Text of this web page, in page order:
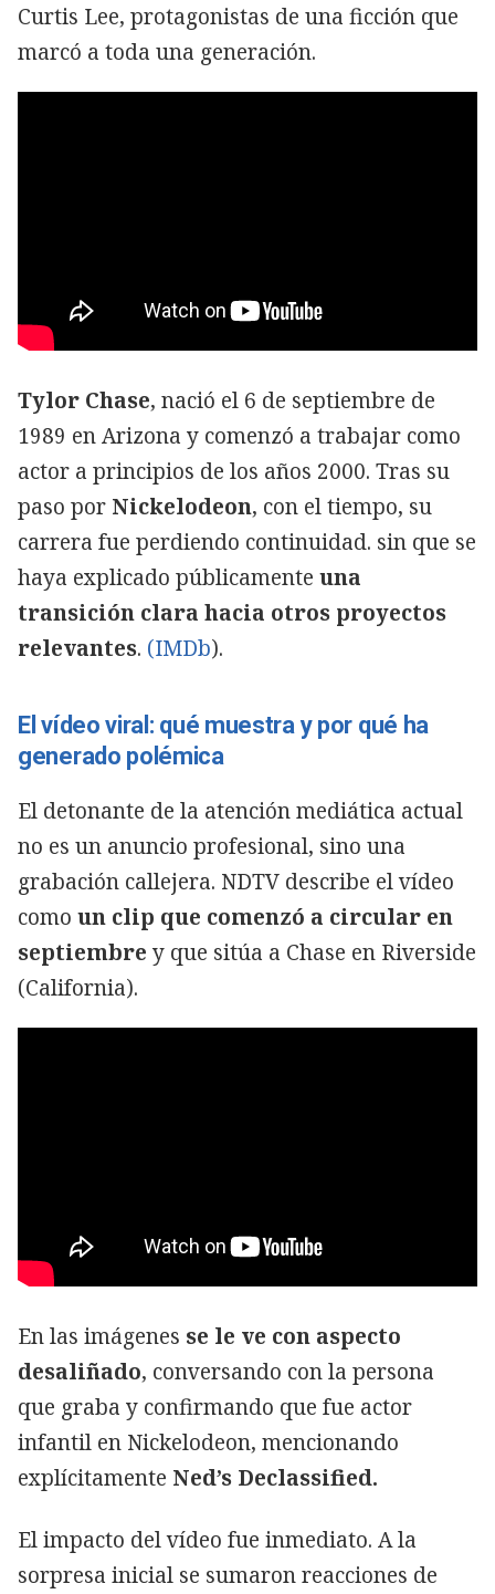
Curtis Lee, protagonistas de una ficción que
marcó a toda una generación.
Tylor Chase, nació el 6 de septiembre de
1989 en Arizona y comenzó a trabajar como
actor a principios de los años 2000. Tras su
paso por Nickelodeon, con el tiempo, su
carrera fue perdiendo continuidad. sin que se
haya explicado públicamente una
transición clara hacia otros proyectos
relevantes. (IMDb).
El vídeo viral: qué muestra y por qué ha
generado polémica
El detonante de la atención mediática actual
no es un anuncio profesional, sino una
grabación callejera. NDTV describe el vídeo
como un clip que comenzó a circular en
septiembre y que sitúa a Chase en Riverside
(California).
En las imágenes se le ve con aspecto
desaliñado, conversando con la persona
que graba y confirmando que fue actor
infantil en Nickelodeon, mencionando
explícitamente Ned’s Declassified.
El impacto del vídeo fue inmediato. A la
sorpresa inicial se sumaron reacciones de